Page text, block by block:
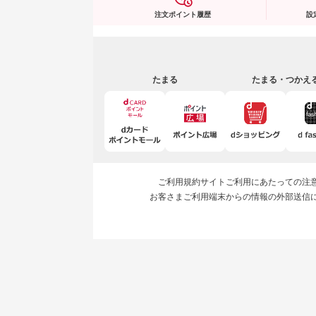
注文ポイント履歴 設
たまる たまる・つかえ
ご利用規約サイトご利用にあたっての注
お客さまご利用端末からの情報の外部送信